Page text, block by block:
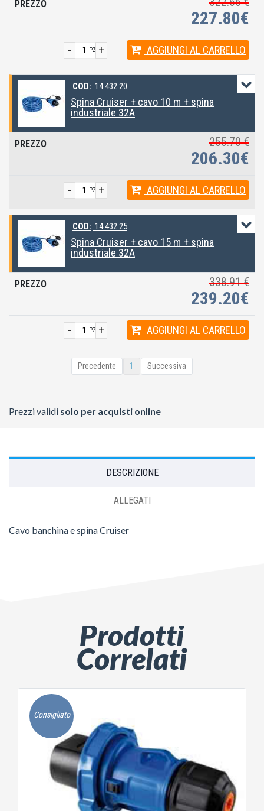
227.80€
+
- PZ AGGIUNGI AL CARRELLO
COD: 14.432.20
Spina Cruiser + cavo 10 m + spina
industriale 32A
255.70 €
206.30€
+
- PZ AGGIUNGI AL CARRELLO
COD: 14.432.25
Spina Cruiser + cavo 15 m + spina
industriale 32A
338.91 €
239.20€
+
- PZ AGGIUNGI AL CARRELLO
Precedente 1 Successiva
Prezzi validi solo per acquisti online
DESCRIZIONE
ALLEGATI
Cavo banchina e spina Cruiser
Prodotti
Correlati
Consigliato